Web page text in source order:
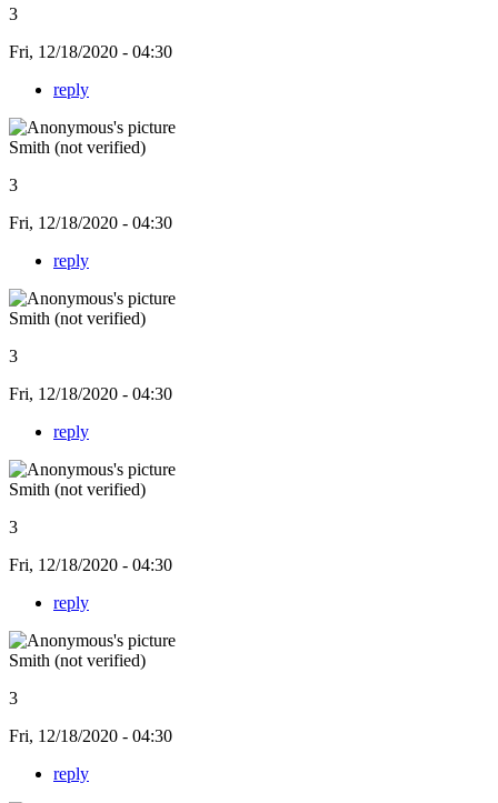
3
Fri, 12/18/2020 - 04:30
reply
Smith (not verified)
3
Fri, 12/18/2020 - 04:30
reply
Smith (not verified)
3
Fri, 12/18/2020 - 04:30
reply
Smith (not verified)
3
Fri, 12/18/2020 - 04:30
reply
Smith (not verified)
3
Fri, 12/18/2020 - 04:30
reply